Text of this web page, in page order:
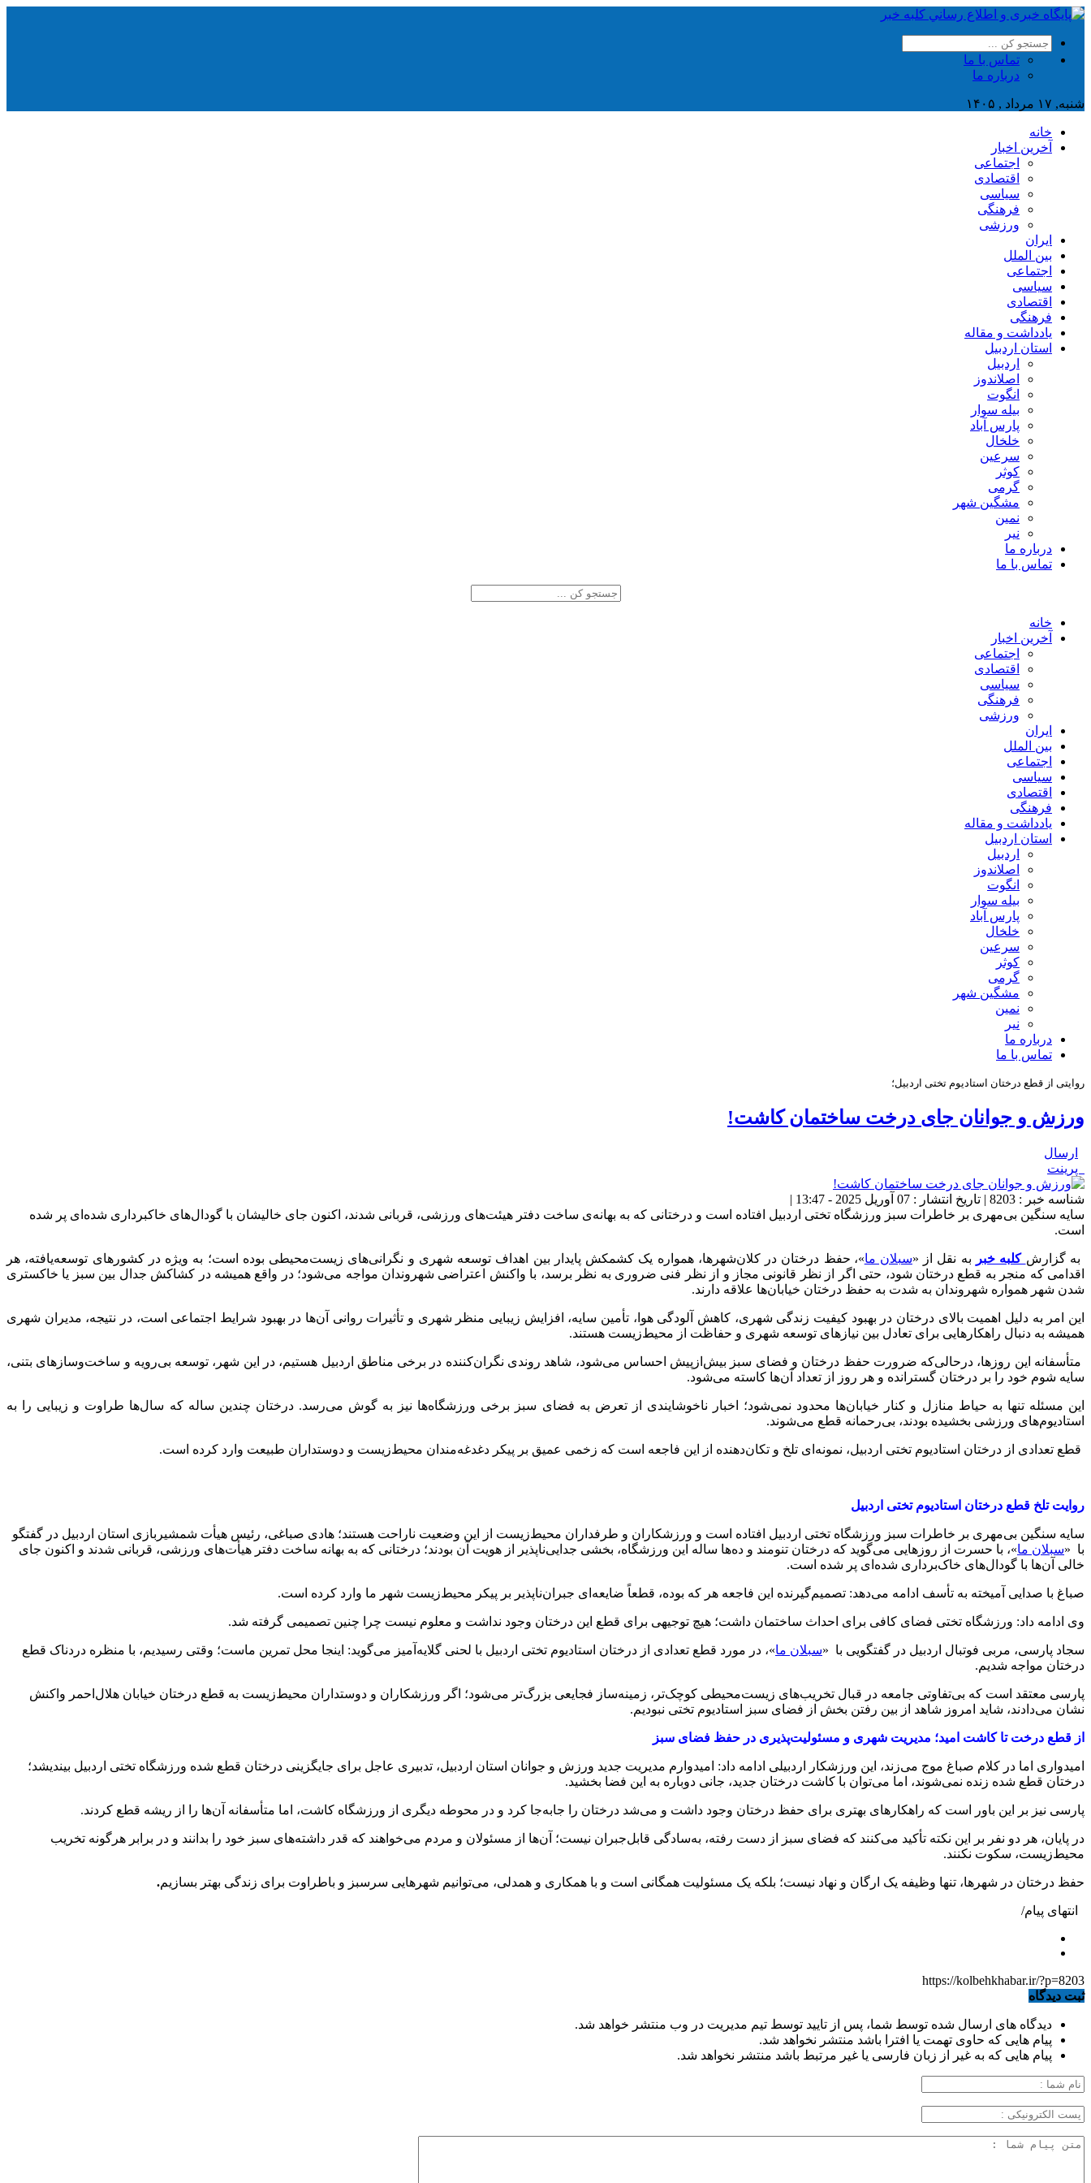
تماس با ما
درباره ما
شنبه, ۱۷ مرداد , ۱۴۰۵
خانه
آخرین اخبار
اجتماعی
اقتصادی
سیاسی
فرهنگی
ورزشی
ایران
بین الملل
اجتماعی
سیاسی
اقتصادی
فرهنگی
یادداشت و مقاله
استان اردبیل
اردبیل
اصلاندوز
انگوت
بیله سوار
پارس آباد
خلخال
سرعین
کوثر
گرمی
مشگین شهر
نمین
نیر
درباره ما
تماس با ما
خانه
آخرین اخبار
اجتماعی
اقتصادی
سیاسی
فرهنگی
ورزشی
ایران
بین الملل
اجتماعی
سیاسی
اقتصادی
فرهنگی
یادداشت و مقاله
استان اردبیل
اردبیل
اصلاندوز
انگوت
بیله سوار
پارس آباد
خلخال
سرعین
کوثر
گرمی
مشگین شهر
نمین
نیر
درباره ما
تماس با ما
روایتی از قطع درختان استادیوم تختی اردبیل؛
ورزش و جوانان جای درخت ساختمان کاشت!
ارسال
پرینت
شناسه خبر : 8203 | تاریخ انتشار : 07 آوریل 2025 - 13:47 |
سایه‌ سنگین بی‌مهری بر خاطرات سبز ورزشگاه تختی اردبیل افتاده است و درختانی که به بهانه‌ی ساخت دفتر هیئت‌های ورزشی، قربانی شدند، اکنون جای خالیشان با گودال‌های خاکبرداری شده‌ای پر شده
است.
به گزارش کلبه خبر به نقل از «سبلان ما»، حفظ درختان در کلان‌شهرها، همواره یک کشمکش پایدار بین اهداف توسعه شهری و نگرانی‌های زیست‌محیطی بوده است؛ به ویژه در کشورهای توسعه‌یافته، هر
اقدامی که منجر به قطع درختان شود، حتی اگر از نظر قانونی مجاز و از نظر فنی ضروری به نظر برسد، با واکنش اعتراضی شهروندان مواجه می‌شود؛ در واقع همیشه در کشاکش جدال بین سبز یا خاکستری
شدن شهر همواره شهروندان به شدت به حفظ درختان خیابان‌ها علاقه دارند.
این امر به دلیل اهمیت بالای درختان در بهبود کیفیت زندگی شهری، کاهش آلودگی هوا، تأمین سایه، افزایش زیبایی منظر شهری و تأثیرات روانی آن‌ها در بهبود شرایط اجتماعی است، در نتیجه، مدیران شهری
همیشه به دنبال راهکارهایی برای تعادل بین نیازهای توسعه شهری و حفاظت از محیط‌زیست هستند.
متأسفانه این روزها، درحالی‌که ضرورت حفظ درختان و فضای سبز بیش‌ازپیش احساس می‌شود، شاهد روندی نگران‌کننده در برخی مناطق اردبیل هستیم، در این شهر، توسعه بی‌رویه و ساخت‌وسازهای بتنی،
سایه شوم خود را بر درختان گسترانده و هر روز از تعداد آن‌ها کاسته می‌شود.
این مسئله تنها به حیاط منازل و کنار خیابان‌ها محدود نمی‌شود؛ اخبار ناخوشایندی از تعرض به فضای سبز برخی ورزشگاه‌ها نیز به گوش می‌رسد. درختان چندین ساله که سال‌ها طراوت و زیبایی را به
استادیوم‌های ورزشی بخشیده بودند، بی‌رحمانه قطع می‌شوند.
قطع تعدادی از درختان استادیوم تختی اردبیل، نمونه‌ای تلخ و تکان‌دهنده از این فاجعه است که زخمی عمیق بر پیکر دغدغه‌مندان محیط‌زیست و دوستداران طبیعت وارد کرده است.
روایت تلخ قطع درختان استادیوم تختی اردبیل
سایه سنگین بی‌مهری بر خاطرات سبز ورزشگاه تختی اردبیل افتاده است و ورزشکاران و طرفداران محیط‌زیست از این وضعیت ناراحت هستند؛ هادی صباغی، رئیس هیأت شمشیربازی استان اردبیل در گفتگو
با «سبلان ما»، با حسرت از روزهایی می‌گوید که درختان تنومند و ده‌ها ساله این ورزشگاه، بخشی جدایی‌ناپذیر از هویت آن بودند؛ درختانی که به بهانه ساخت دفتر هیأت‌های ورزشی، قربانی شدند و اکنون جای
خالی آن‌ها با گودال‌های خاک‌برداری شده‌ای پر شده است.
صباغ با صدایی آمیخته به تأسف ادامه می‌دهد: تصمیم‌گیرنده این فاجعه هر که بوده، قطعاً ضایعه‌ای جبران‌ناپذیر بر پیکر محیط‌زیست شهر ما وارد کرده است.
وی ادامه داد: ورزشگاه تختی فضای کافی برای احداث ساختمان داشت؛ هیچ توجیهی برای قطع این درختان وجود نداشت و معلوم نیست چرا چنین تصمیمی گرفته شد.
سجاد پارسی، مربی فوتبال اردبیل در گفتگویی با «سبلان ما»، در مورد قطع تعدادی از درختان استادیوم تختی اردبیل با لحنی گلایه‌آمیز می‌گوید: اینجا محل تمرین ماست؛ وقتی رسیدیم، با منظره دردناک قطع
درختان مواجه شدیم.
پارسی معتقد است که بی‌تفاوتی جامعه در قبال تخریب‌های زیست‌محیطی کوچک‌تر، زمینه‌ساز فجایعی بزرگ‌تر می‌شود؛ اگر ورزشکاران و دوستداران محیط‌زیست به قطع درختان خیابان هلال‌احمر واکنش
نشان می‌دادند، شاید امروز شاهد از بین رفتن بخش از فضای سبز استادیوم تختی نبودیم.
از قطع درخت تا کاشت امید؛ مدیریت شهری و مسئولیت‌پذیری در حفظ فضای سبز
امیدواری اما در کلام صباغ موج می‌زند، این ورزشکار اردبیلی ادامه داد: امیدوارم مدیریت جدید ورزش و جوانان استان اردبیل، تدبیری عاجل برای جایگزینی درختان قطع شده ورزشگاه تختی اردبیل بیندیشد؛
درختان قطع شده زنده نمی‌شوند، اما می‌توان با کاشت درختان جدید، جانی دوباره به این فضا بخشید.
پارسی نیز بر این باور است که راهکارهای بهتری برای حفظ درختان وجود داشت و می‌شد درختان را جابه‌جا کرد و در محوطه دیگری از ورزشگاه کاشت، اما متأسفانه آن‌ها را از ریشه قطع کردند.
در پایان، هر دو نفر بر این نکته تأکید می‌کنند که فضای سبز از دست رفته، به‌سادگی قابل‌جبران نیست؛ آن‌ها از مسئولان و مردم می‌خواهند که قدر داشته‌های سبز خود را بدانند و در برابر هرگونه تخریب
محیط‌زیست، سکوت نکنند.
حفظ درختان در شهرها، تنها وظیفه یک ارگان و نهاد نیست؛ بلکه یک مسئولیت همگانی است و با همکاری و همدلی، می‌توانیم شهرهایی سرسبز و باطراوت برای زندگی بهتر بسازیم.
انتهای پیام/
https://kolbehkhabar.ir/?p=8203
ثبت دیدگاه
دیدگاه های ارسال شده توسط شما، پس از تایید توسط تیم مدیریت در وب منتشر خواهد شد.
پیام هایی که حاوی تهمت یا افترا باشد منتشر نخواهد شد.
پیام هایی که به غیر از زبان فارسی یا غیر مرتبط باشد منتشر نخواهد شد.